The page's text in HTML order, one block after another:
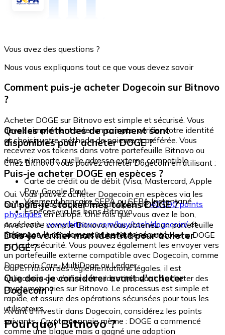
Vous avez des questions ?
Nous vous expliquons tout ce que vous devez savoir
Comment puis-je acheter Dogecoin sur Bitnovo
?
Acheter DOGE sur Bitnovo est simple et sécurisé. Vous
devez simplement créer un compte, vérifier votre identité
et choisir votre méthode de paiement préférée. Vous
recevrez vos tokens dans votre portefeuille Bitnovo ou
dans n'importe quelle adresse externe compatible.
Quelles méthodes de paiement sont
disponibles pour acheter DOGE ?
Chez Bitnovo vous pouvez acheter Dogecoin en utilisant :
Carte de crédit ou de débit (Visa, Mastercard, Apple
Pay, Google Pay)
Virement bancaire SEPA ou SEPA Instantané
Espèces via les bons Bitnovo
Puis-je acheter DOGE en espèces ?
Oui. Vous pouvez acheter Dogecoin en espèces via les
bons Bitnovo, disponibles dans plus de40 000 points
physiquesen Europe. Une fois que vous avez le bon,
accédez à : www.bitnovo.com/buy/cash/dogecoin/et
échangez-le rapidement et en toute sécurité.
Où puis-je stocker mes tokens DOGE ?
Avec votre compte Bitnovo, vous obtenez un portefeuille
intégré où vous pouvez stocker et gérer vos tokens DOGE
en toute sécurité. Vous pouvez également les envoyer vers
un portefeuille externe compatible avec Dogecoin, comme
Dogecoin Core, MultiDoge ou Ledger.
Dois-je vérifier mon identité pour acheter
DOGE ?
Oui. En raison des réglementations légales, il est
obligatoire de vérifier votre identité avant d'acheter des
cryptomonnaies sur Bitnovo. Le processus est simple et
rapide, et assure des opérations sécurisées pour tous les
utilisateurs.
Que dois-je considérer avant d'acheter
Dogecoin ?
Avant d'investir dans Dogecoin, considérez les points
suivants : Cryptomonnaie mème : DOGE a commencé
comme une blague mais a gagné une adoption
Pourquoi Bitnovo ?